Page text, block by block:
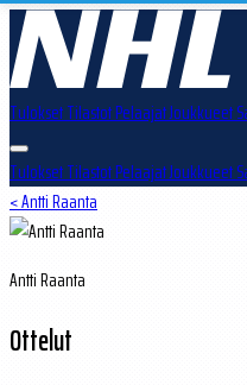
TuloksetTilastotPelaajatJoukkueet
TuloksetTilastotPelaajatJoukkueet
< Antti Raanta
Antti Raanta
Ottelut